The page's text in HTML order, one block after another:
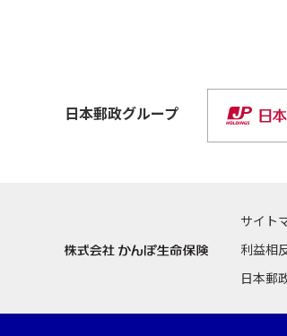
日本郵政グループ
サイト
利益相
日本郵